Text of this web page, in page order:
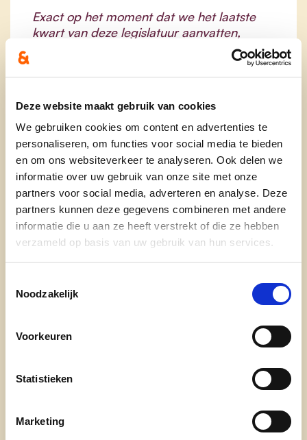
Deze website maakt gebruik van cookies
We gebruiken cookies om content en advertenties te
personaliseren, om functies voor social media te bieden
en om ons websiteverkeer te analyseren. Ook delen we
informatie over uw gebruik van onze site met onze
partners voor social media, adverteren en analyse. Deze
partners kunnen deze gegevens combineren met andere
informatie die u aan ze heeft verstrekt of die ze hebben
verzameld op basis van uw gebruik van hun services.
Noodzakelijk
Voorkeuren
Statistieken
Marketing
Exact op het moment dat we het laatste
kwart van deze legislatuur aanvatten,
investeringsdossiers goed voor een bedrag
van meer dan 4.000.000 euro. De
konden zich niet vinden in deze voorstellen.
De oppositie stelt de vraag of dit het goede
moment is om nog miljoenen uit te geven
aan megalomane projecten. Ze stellen voor
om het geld beter te investeren in
fietspaden.
lees meer
PROJECTEN
Ontdek